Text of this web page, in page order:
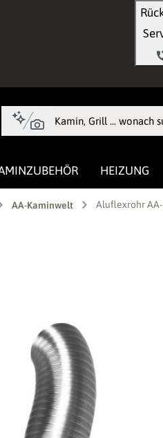
HEIZUNG
AA-Kaminwelt Aluflexrohr AA-